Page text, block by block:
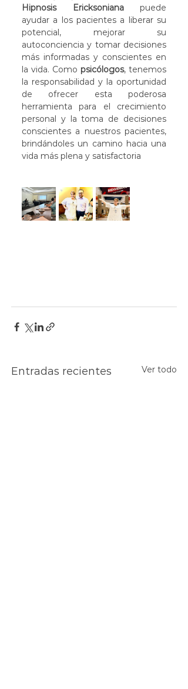
Hipnosis Ericksoniana puede
ayudar a los pacientes a liberar su
potencial, mejorar su
autoconciencia y tomar decisiones
más informadas y conscientes en
la vida. Como psicólogos, tenemos
la responsabilidad y la oportunidad
de ofrecer esta poderosa
herramienta para el crecimiento
personal y la toma de decisiones
conscientes a nuestros pacientes,
brindándoles un camino hacia una
vida más plena y satisfactoria
Entradas recientes Ver todo